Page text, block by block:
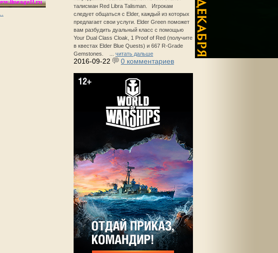
талисман Red Libra Talisman. Игрокам
следует общаться с Elder, каждый из которых
предлагает свои услуги. Elder Green поможет
вам разбудить дуальный класс с помощью
Your Dual Class Cloak, 1 Proof of Red (получите
в квестах Elder Blue Quests) и 667 R-Grade
Gemstones. ... читать дальше
2016-09-22 0 комментариев